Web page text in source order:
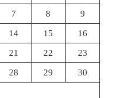
7 8 9
14 15 16
21 22 23
28 29 30